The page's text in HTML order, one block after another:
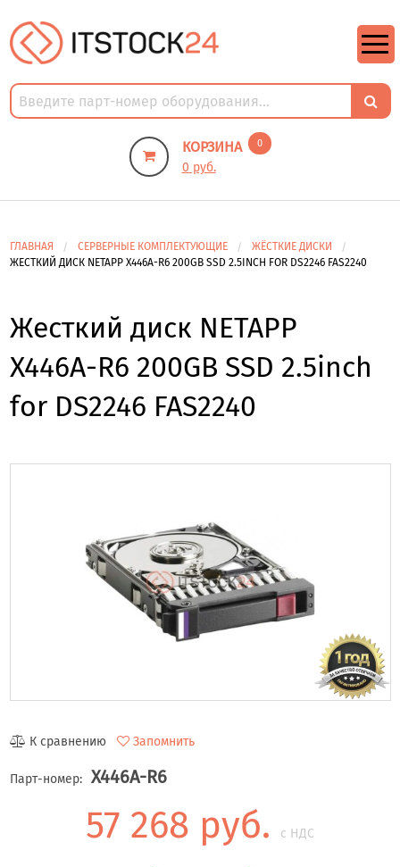
КОРЗИНА 0
0 руб.
ГЛАВНАЯ СЕРВЕРНЫЕ КОМПЛЕКТУЮЩИЕ
ЖЁСТКИЕ ДИСКИ
ЖЕСТКИЙ ДИСК NETAPP X446A-R6 200GB SSD 2.5INCH FOR DS2246 FAS2240
Жесткий диск NETAPP
X446A-R6 200GB SSD 2.5inch
for DS2246 FAS2240
К сравнению Запомнить
Парт-номер: X446A-R6
57 268 руб. с НДС